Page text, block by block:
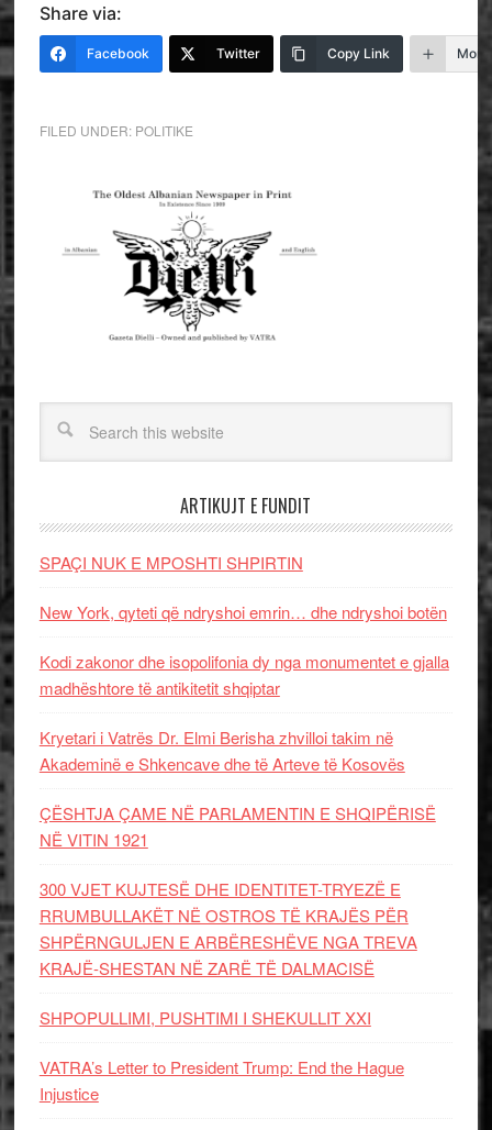
Share via:
Facebook Twitter Copy Link More
FILED UNDER: POLITIKE
ARTIKUJT E FUNDIT
SPAÇI NUK E MPOSHTI SHPIRTIN
New York, qyteti që ndryshoi emrin… dhe ndryshoi botën
Kodi zakonor dhe isopolifonia dy nga monumentet e gjalla
madhështore të antikitetit shqiptar
Kryetari i Vatrës Dr. Elmi Berisha zhvilloi takim në
Akademinë e Shkencave dhe të Arteve të Kosovës
ÇËSHTJA ÇAME NË PARLAMENTIN E SHQIPËRISË
NË VITIN 1921
300 VJET KUJTESË DHE IDENTITET-TRYEZË E
RRUMBULLAKËT NË OSTROS TË KRAJËS PËR
SHPËRNGULJEN E ARBËRESHËVE NGA TREVA
KRAJË-SHESTAN NË ZARË TË DALMACISË
SHPOPULLIMI, PUSHTIMI I SHEKULLIT XXI
VATRA’s Letter to President Trump: End the Hague
Injustice